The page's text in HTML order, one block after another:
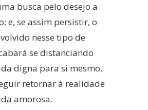
busca pelo desejo a
e, se assim persistir, o
nesse tipo de
se distanciando
digna para si mesmo,
retornar à realidade
amorosa.